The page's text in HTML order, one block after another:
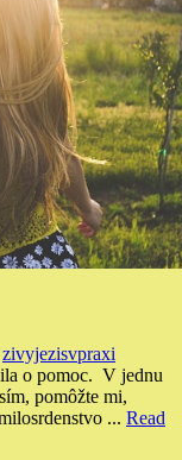
zivyjezisvpraxi
o pomoc. V jednu
pomôžte mi,
... Read